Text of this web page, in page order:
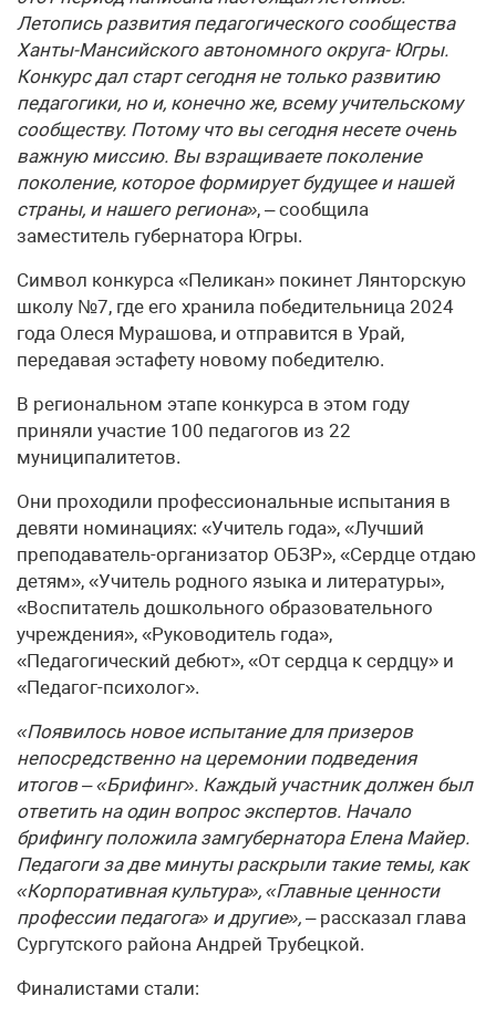
Летопись развития педагогического сообщества
Ханты-Мансийского автономного округа- Югры.
Конкурс дал старт сегодня не только развитию
педагогики, но и, конечно же, всему учительскому
сообществу. Потому что вы сегодня несете очень
важную миссию. Вы взращиваете поколение
поколение, которое формирует будущее и нашей
страны, и нашего региона», – сообщила
заместитель губернатора Югры.
Символ конкурса «Пеликан» покинет Лянторскую
школу №7, где его хранила победительница 2024
года Олеся Мурашова, и отправится в Урай,
передавая эстафету новому победителю.
В региональном этапе конкурса в этом году
приняли участие 100 педагогов из 22
муниципалитетов.
Они проходили профессиональные испытания в
девяти номинациях: «Учитель года», «Лучший
преподаватель-организатор ОБЗР», «Сердце отдаю
детям», «Учитель родного языка и литературы»,
«Воспитатель дошкольного образовательного
учреждения», «Руководитель года»,
«Педагогический дебют», «От сердца к сердцу» и
«Педагог-психолог».
«Появилось новое испытание для призеров
непосредственно на церемонии подведения
итогов – «Брифинг». Каждый участник должен был
ответить на один вопрос экспертов. Начало
брифингу положила замгубернатора Елена Майер.
Педагоги за две минуты раскрыли такие темы, как
«Корпоративная культура», «Главные ценности
профессии педагога» и другие», – рассказал глава
Сургутского района Андрей Трубецкой.
Финалистами стали: